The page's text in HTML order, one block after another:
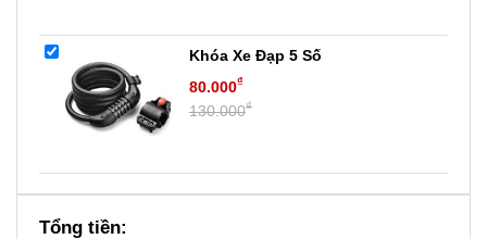
Khóa Xe Đạp 5 Số
80.000₫
130.000₫
Tổng tiền: